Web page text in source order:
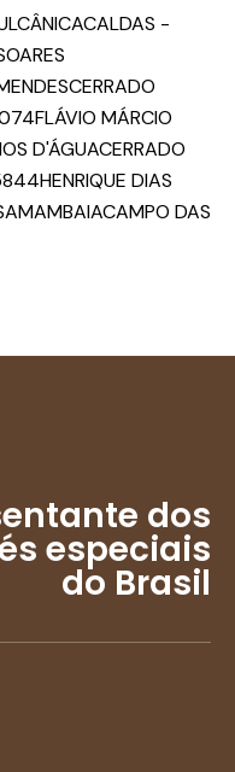
-
MÁRCIO
D'ÁGUACERRADO
DIAS
DAS
dos
especiais
do Brasil